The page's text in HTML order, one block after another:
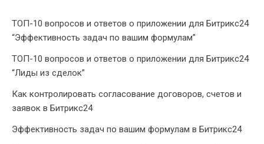
ТОП-10 вопросов и ответов о приложении для Битрикс24
“Эффективность задач по вашим формулам”
ТОП-10 вопросов и ответов о приложении для Битрикс24
“Лиды из сделок”
Как контролировать согласование договоров, счетов и
заявок в Битрикс24
Эффективность задач по вашим формулам в Битрикс24